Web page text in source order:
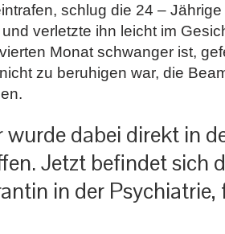
schlug die 24 –
verletzte ihn leicht im
Monat schwanger ist,
zu beruhigen war, die
wurde dabei direkt in
Jetzt befindet sich
in der Psychiatrie,